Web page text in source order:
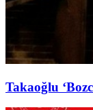
Takaoğlu